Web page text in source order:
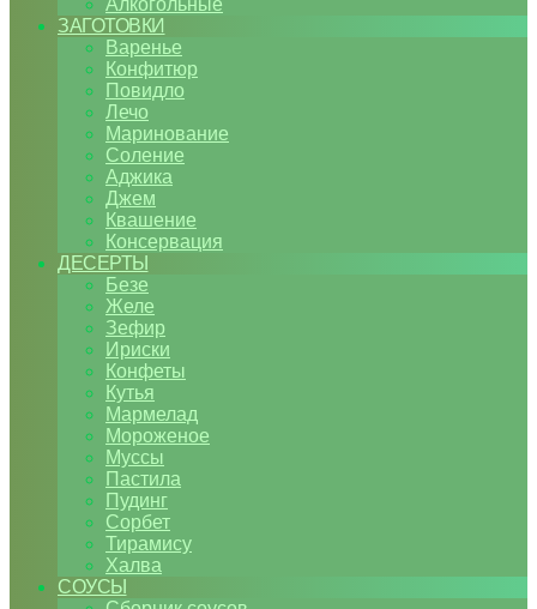
Алкогольные
ЗАГОТОВКИ
Варенье
Конфитюр
Повидло
Лечо
Маринование
Соление
Аджика
Джем
Квашение
Консервация
ДЕСЕРТЫ
Безе
Желе
Зефир
Ириски
Конфеты
Кутья
Мармелад
Мороженое
Муссы
Пастила
Пудинг
Сорбет
Тирамису
Халва
СОУСЫ